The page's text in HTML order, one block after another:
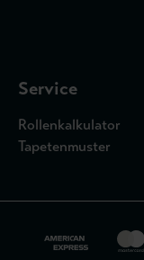
Service
Rollenkalkulator
Tapetenmuster